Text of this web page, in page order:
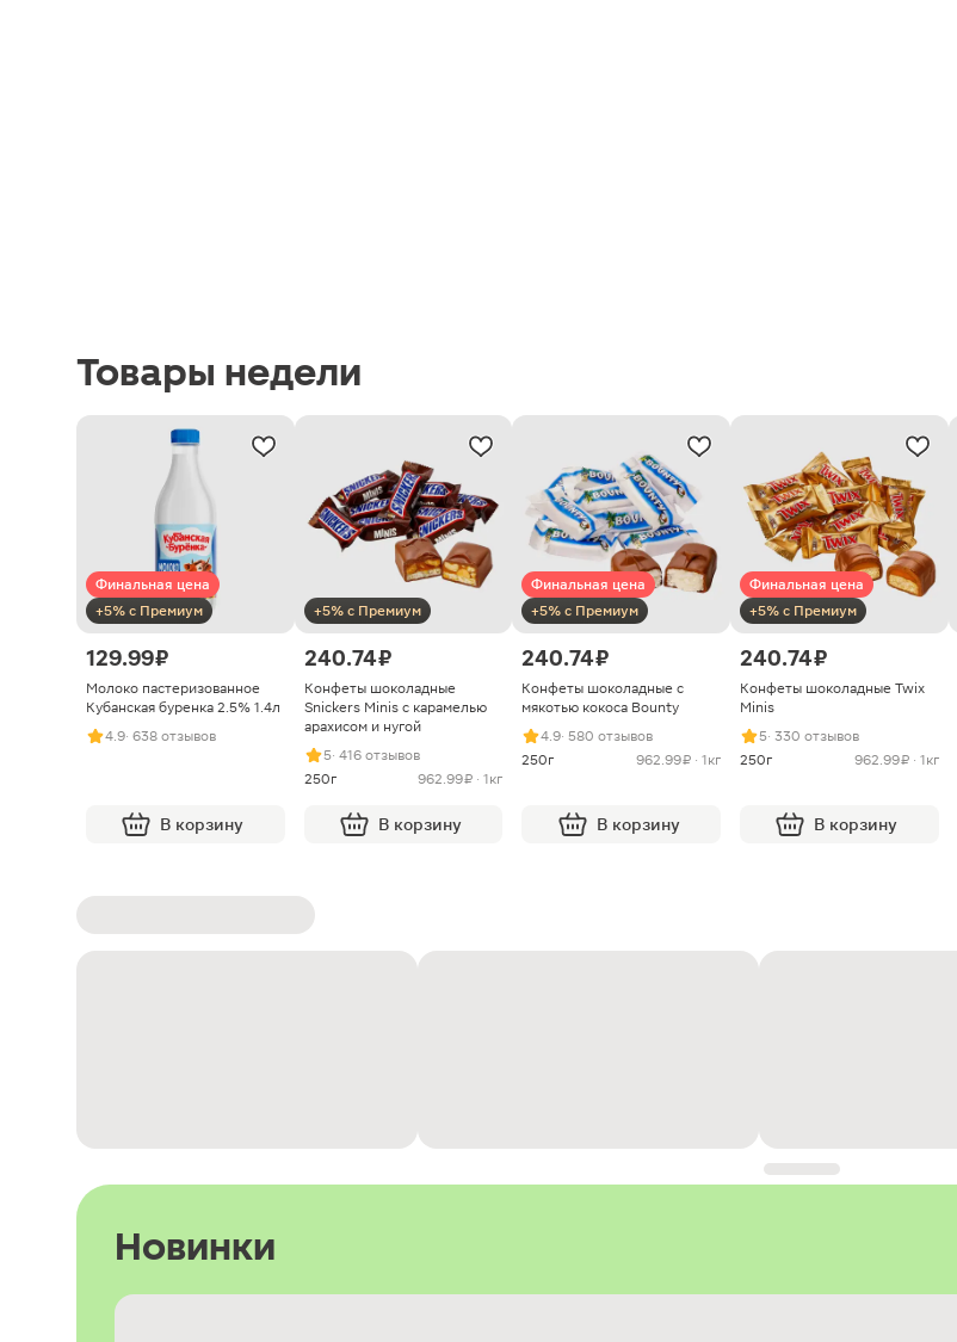
Товары недели
Финальная цена
+5% с Премиум
129.99 ₽
Молоко пастеризованное
Кубанская буренка 2.5% 1.4л
4.9· 638 отзывов
В корзину
+5% с Премиум
240.74 ₽
Конфеты шоколадные
Snickers Minis с карамелью
арахисом и нугой
5· 416 отзывов
250г
962.99 ₽ · 1кг
В корзину
Финальная цена
+5% с Премиум
240.74 ₽
Конфеты шоколадные с
мякотью кокоса Bounty
4.9· 580 отзывов
250г
962.99 ₽ · 1кг
В корзину
Финальная цена
+5% с Премиум
240.74 ₽
Конфеты шоколадные Twix
Minis
5· 330 отзывов
250г
962.99 ₽ · 1кг
В корзину
Новинки